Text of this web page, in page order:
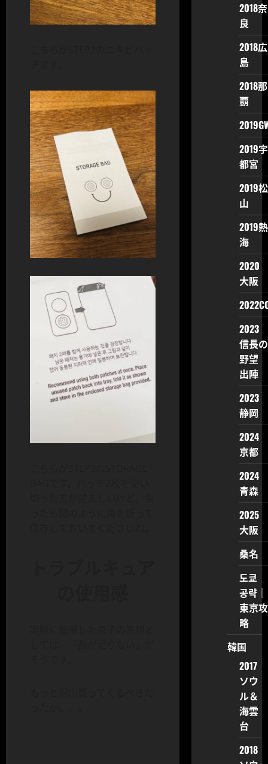
2018奈
良
2018広
島
2018那
覇
2019宇
都宮
2019松
山
2019熱
海
2020
大阪
2023
信長の
野望
出陣
2023
静岡
2024
京都
2024
青森
2025
大阪
桑名
도쿄
공략｜
東京攻
略
韓国
2017
ソウ
ル＆
海雲
台
2018